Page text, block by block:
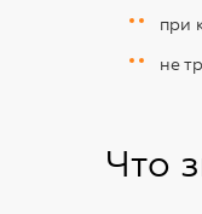
при
не
Что